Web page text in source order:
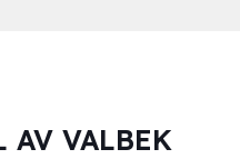
AV VALBEK